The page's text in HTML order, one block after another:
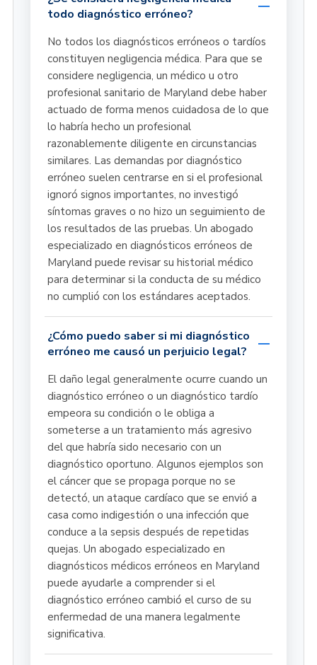
todo diagnóstico erróneo?
No todos los diagnósticos erróneos o tardíos
constituyen negligencia médica. Para que se
considere negligencia, un médico u otro
profesional sanitario de Maryland debe haber
actuado de forma menos cuidadosa de lo que
lo habría hecho un profesional
razonablemente diligente en circunstancias
similares. Las demandas por diagnóstico
erróneo suelen centrarse en si el profesional
ignoró signos importantes, no investigó
síntomas graves o no hizo un seguimiento de
los resultados de las pruebas. Un abogado
especializado en diagnósticos erróneos de
Maryland puede revisar su historial médico
para determinar si la conducta de su médico
no cumplió con los estándares aceptados.
¿Cómo puedo saber si mi diagnóstico
erróneo me causó un perjuicio legal?
El daño legal generalmente ocurre cuando un
diagnóstico erróneo o un diagnóstico tardío
empeora su condición o le obliga a
someterse a un tratamiento más agresivo
del que habría sido necesario con un
diagnóstico oportuno. Algunos ejemplos son
el cáncer que se propaga porque no se
detectó, un ataque cardíaco que se envió a
casa como indigestión o una infección que
conduce a la sepsis después de repetidas
quejas. Un abogado especializado en
diagnósticos médicos erróneos en Maryland
puede ayudarle a comprender si el
diagnóstico erróneo cambió el curso de su
enfermedad de una manera legalmente
significativa.